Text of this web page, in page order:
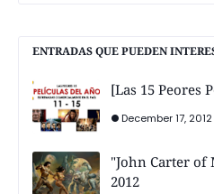
ENTRADAS QUE PUEDEN
[Las 15 Peores
December 17, 2012
"John Carter of
2012